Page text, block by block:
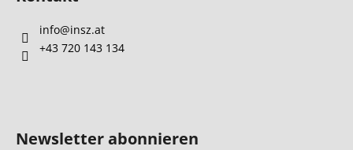
info@insz.at
+43 720 143 134
Newsletter abonnieren